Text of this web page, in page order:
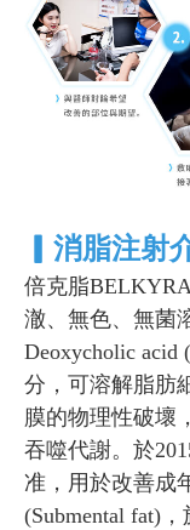
▎消脂注射
倍克脂
澈、無色、無菌
Deoxycholic
分，可溶解脂肪
膜的物理性破壞
吞噬代謝。於
准，用於改善成
(Submental fat)